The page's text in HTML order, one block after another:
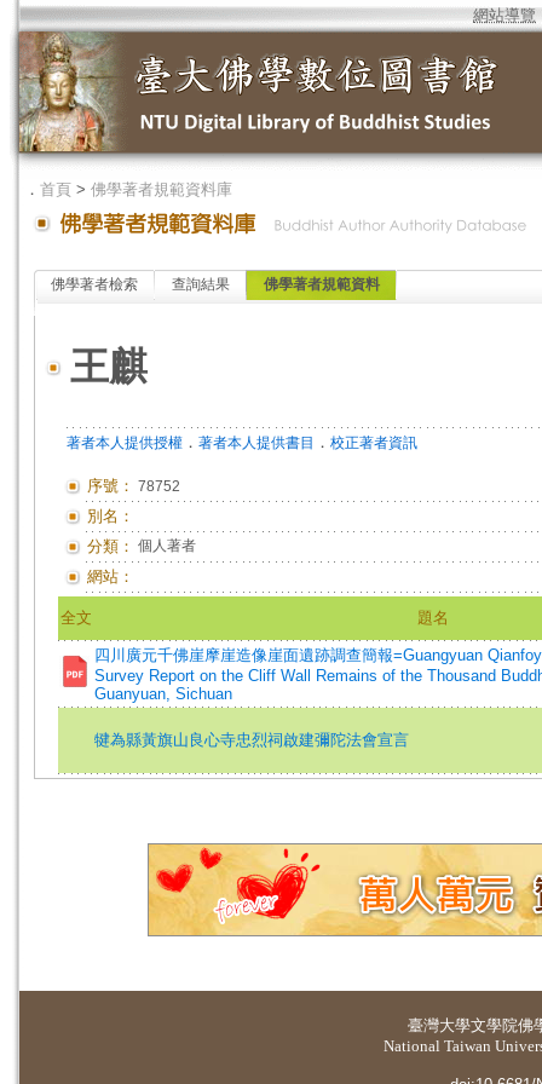
網站導覽
． 首頁 > 佛學著者規範資料庫
佛學著者檢索 查詢結果 佛學著者規範資料
王麒
著者本人提供授權 ． 著者本人提供書目 ． 校正著者資訊
序號： 78752
別名：
分類： 個人著者
網站：
全文 題名
四川廣元千佛崖摩崖造像崖面遺跡調查簡報=Guangyuan
Survey Report on the Cliff Wall Remains of the Thousand
Guanyuan, Sichuan
犍為縣黃旗山良心寺忠烈祠啟建彌陀法會宣言
臺灣大學文學院佛
National Taiwan